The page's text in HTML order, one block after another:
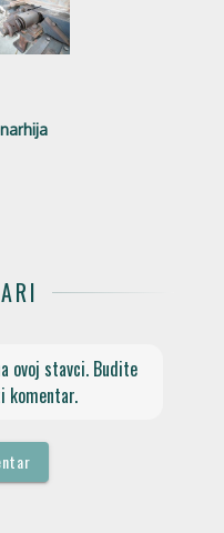
ovoj stavci. Budite
komentar.